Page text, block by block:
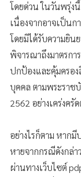
โดยด่วน ในวันพรุ่ง
เนื่องจากอาจเป็นก
โดยมิได้รับความยิน
พิจารณาถึงมาตรกา
ปกป้องและคุ้มครอ
บุคคล ตามพระรา
2562 อย่างเคร่งครั
อย่างไรก็ตาม หาก
หายจากกรณีดังกล่า
ผ่านทางเว็บไซต์